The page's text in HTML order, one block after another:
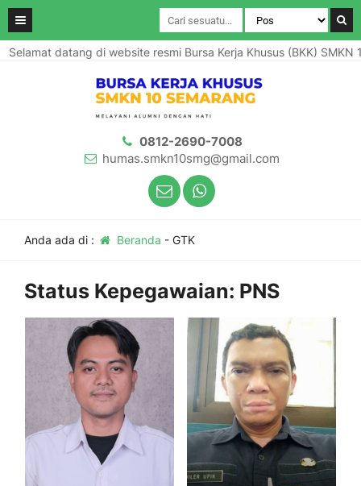
datang di website resmi Bursa Kerja Khusus (BKK) SMKN
0812-2690-7008
humas.smkn10smg@gmail.com
Anda ada di : Beranda - GTK
Status Kepegawaian: PNS